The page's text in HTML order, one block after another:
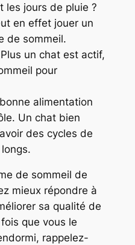
les jours de pluie ?
en effet jouer un
de sommeil.
un chat est actif,
pour
alimentation
Un chat bien
des cycles de
de sommeil de
mieux répondre à
sa qualité de
que vous le
rappelez-